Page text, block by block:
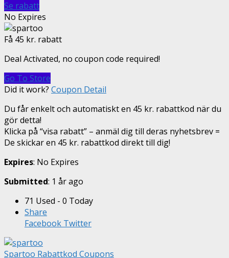
Se rabatt
No Expires
Få 45 kr. rabatt
Deal Activated, no coupon code required!
Go To Store
Did it work? Coupon Detail
Du får enkelt och automatiskt en 45 kr. rabattkod när du
gör detta!
Klicka på “visa rabatt” – anmäl dig till deras nyhetsbrev =
De skickar en 45 kr. rabattkod direkt till dig!
Expires: No Expires
Submitted: 1 år ago
71 Used - 0 Today
Share
Facebook Twitter
Spartoo Rabattkod Coupons